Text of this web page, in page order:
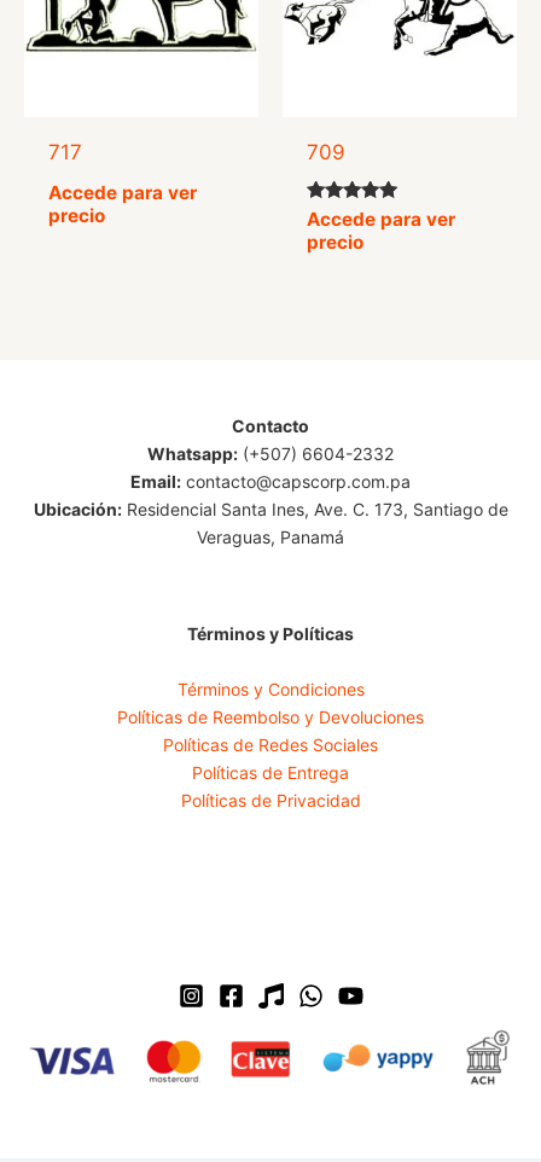
717
Accede para ver
precio
709
Valorado
con
5.00
Accede para ver
precio
Contacto
Whatsapp: (+507) 6604-2332
Email: contacto@capscorp.com.pa
Ubicación:Residencial Santa Ines, Ave. C. 173, Santiago de
Veraguas, Panamá
Términos y Políticas
Términos y Condiciones
Políticas de Reembolso y Devoluciones
Políticas de Redes Sociales
Políticas de Entrega
Políticas de Privacidad